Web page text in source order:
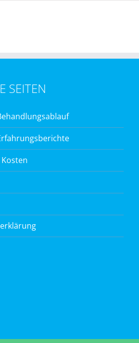
SEITEN